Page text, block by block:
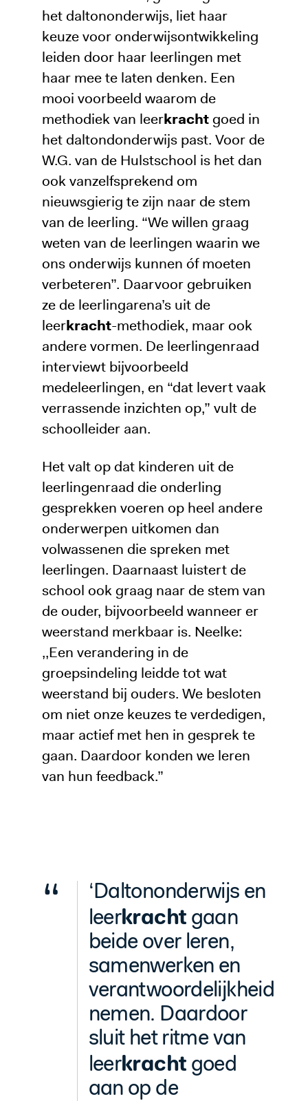
het daltononderwijs, liet haar
keuze voor onderwijsontwikkeling
leiden door haar leerlingen met
haar mee te laten denken. Een
mooi voorbeeld waarom de
methodiek van leerkrachtgoed in
het daltondonderwijs past. Voor de
W.G. van de Hulstschool is het dan
ook vanzelfsprekend om
nieuwsgierig te zijn naar de stem
van de leerling. “We willen graag
weten van de leerlingen waarin we
ons onderwijs kunnen óf moeten
verbeteren”. Daarvoor gebruiken
ze de leerlingarena’s uit de
leerkracht-methodiek, maar ook
andere vormen. De leerlingenraad
interviewt bijvoorbeeld
medeleerlingen, en “dat levert vaak
verrassende inzichten op,” vult de
schoolleider aan.
Het valt op dat kinderen uit de
leerlingenraad die onderling
gesprekken voeren op heel andere
onderwerpen uitkomen dan
volwassenen die spreken met
leerlingen. Daarnaast luistert de
school ook graag naar de stem van
de ouder, bijvoorbeeld wanneer er
weerstand merkbaar is. Neelke:
,,Een verandering in de
groepsindeling leidde tot wat
weerstand bij ouders. We besloten
om niet onze keuzes te verdedigen,
maar actief met hen in gesprek te
gaan. Daardoor konden we leren
van hun feedback.”
“
‘Daltononderwijs en
leerkracht gaan
beide over leren,
samenwerken en
verantwoordelijkheid
nemen. Daardoor
sluit het ritme van
leerkracht goed
aan op de